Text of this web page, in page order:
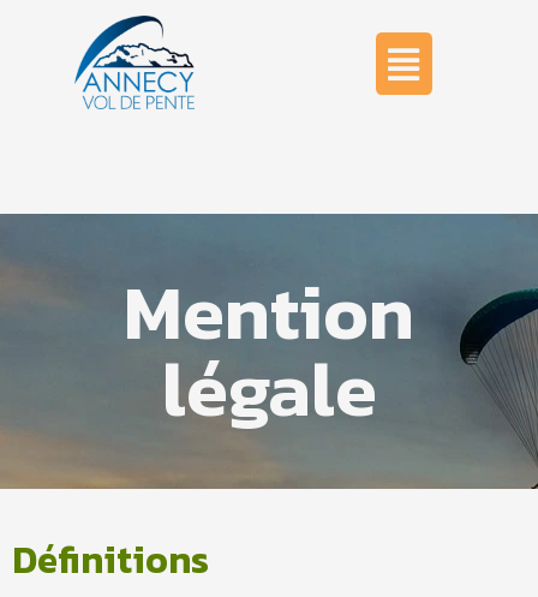
Mention
Légale
Mention
légale
Définitions